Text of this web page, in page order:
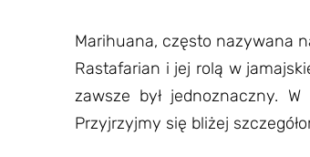
Marihuana, często nazywana
Rastafarian i jej rolą w
zawsze był jednoznaczny.
Przyjrzyjmy się bliżej